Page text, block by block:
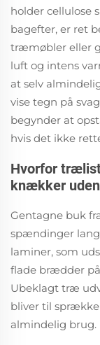
holder cellulose
bagefter, er ret
træmøbler eller
luft og intens
at selv
vise tegn på
begynder at
hvis det ikke
Hvorfor
knækker
Gentagne buk
spændinger
laminer, som
flade brædder
Ubeklagt træ
bliver til
almindelig brug.